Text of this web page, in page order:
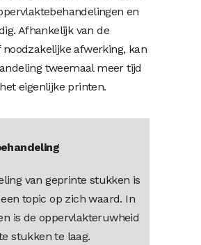
en
Afhankelijk van de
noodzakelijke afwerking, kan
tweemaal meer tijd
eigenlijke printen.
van geprinte stukken is
topic op zich waard. In
is de oppervlakteruwheid
stukken te laag.